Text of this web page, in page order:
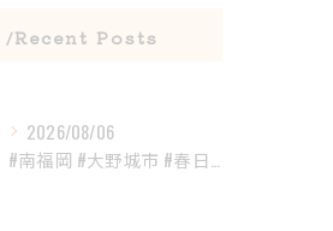
Recent Posts
2026/08/06